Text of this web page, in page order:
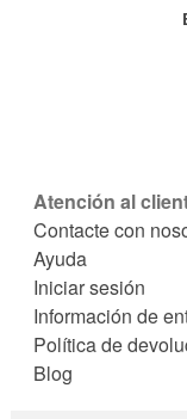
Atención al
Contacte con
Ayuda
Iniciar sesión
Información de
Política de
Blog